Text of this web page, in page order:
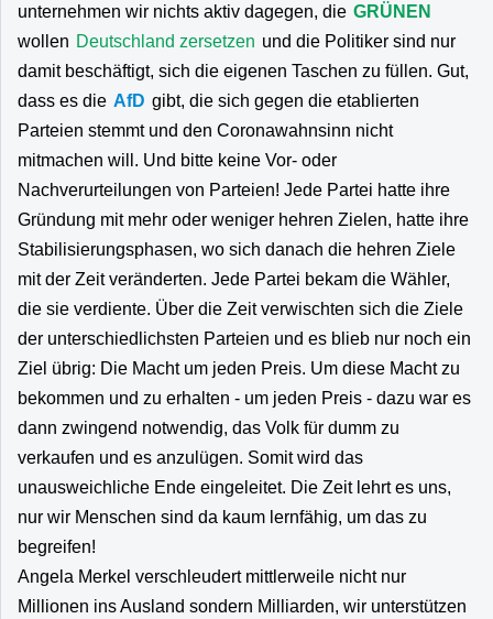
unternehmen wir nichts aktiv dagegen, die GRÜNEN
wollen Deutschland zersetzen und die Politiker sind nur
damit beschäftigt, sich die eigenen Taschen zu füllen. Gut,
dass es die AfD gibt, die sich gegen die etablierten
Parteien stemmt und den Coronawahnsinn nicht
mitmachen will. Und bitte keine Vor- oder
Nachverurteilungen von Parteien! Jede Partei hatte ihre
Gründung mit mehr oder weniger hehren Zielen, hatte ihre
Stabilisierungsphasen, wo sich danach die hehren Ziele
mit der Zeit veränderten. Jede Partei bekam die Wähler,
die sie verdiente. Über die Zeit verwischten sich die Ziele
der unterschiedlichsten Parteien und es blieb nur noch ein
Ziel übrig: Die Macht um jeden Preis. Um diese Macht zu
bekommen und zu erhalten - um jeden Preis - dazu war es
dann zwingend notwendig, das Volk für dumm zu
verkaufen und es anzulügen. Somit wird das
unausweichliche Ende eingeleitet. Die Zeit lehrt es uns,
nur wir Menschen sind da kaum lernfähig, um das zu
begreifen!
Angela Merkel verschleudert mittlerweile nicht nur
Millionen ins Ausland sondern Milliarden, wir unterstützen